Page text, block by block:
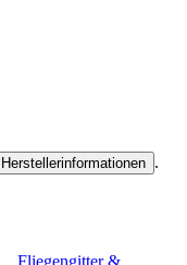
Herstellerinformationen .
Fliegengitter &